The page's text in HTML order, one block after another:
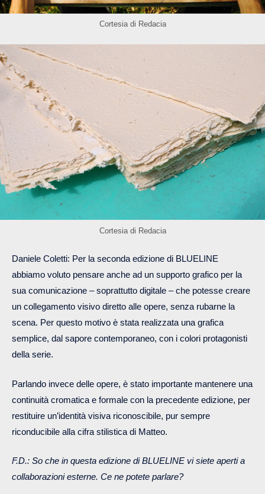
Cortesia di Redacia
Cortesia di Redacia
Daniele Coletti: Per la seconda edizione di BLUELINE
abbiamo voluto pensare anche ad un supporto grafico per la
sua comunicazione – soprattutto digitale – che potesse creare
un collegamento visivo diretto alle opere, senza rubarne la
scena. Per questo motivo è stata realizzata una grafica
semplice, dal sapore contemporaneo, con i colori protagonisti
della serie.
Parlando invece delle opere, è stato importante mantenere una
continuità cromatica e formale con la precedente edizione, per
restituire un’identità visiva riconoscibile, pur sempre
riconducibile alla cifra stilistica di Matteo.
F.D.: So che in questa edizione di BLUELINE vi siete aperti a
collaborazioni esterne. Ce ne potete parlare?